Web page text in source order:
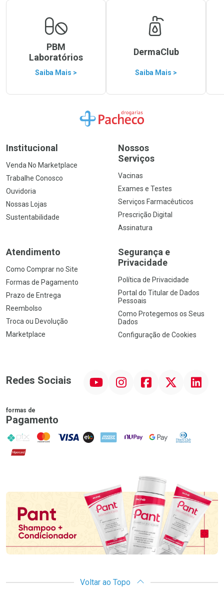
PBM
Laboratórios
Saiba Mais >
DermaClub
Saiba Mais >
Ir para a Home
Institucional
Venda No Marketplace
Trabalhe Conosco
Ouvidoria
Nossas Lojas
Sustentabilidade
Nossos
Serviços
Vacinas
Exames e Testes
Serviços Farmacêuticos
Prescrição Digital
Assinatura
Atendimento
Como Comprar no Site
Formas de Pagamento
Prazo de Entrega
Reembolso
Troca ou Devolução
Marketplace
Segurança e
Privacidade
Política de Privacidade
Portal do Titular de Dados
Pessoais
Como Protegemos os Seus
Dados
Configuração de Cookies
Redes Sociais InstagramFacebookTwitter Linkedin
formas de
Pagamento
PIX MasterCard
VISA ELO AMEX NuPay Google PayDiners Club
Hipercard
Promoção em Destaque
Voltar ao Topo